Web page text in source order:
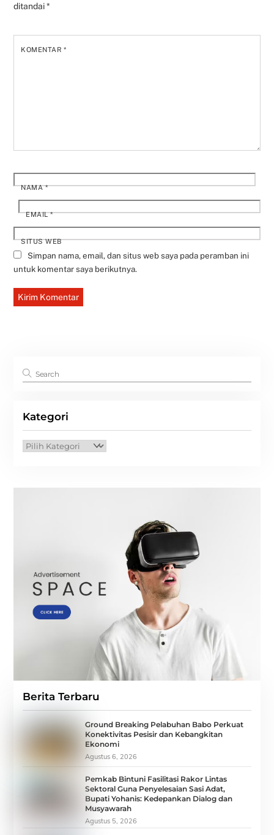
ditandai*
KOMENTAR*
NAMA*
EMAIL*
SITUS WEB
Simpan nama, email, dan situs web saya pada peramban ini
untuk komentar saya berikutnya.
Kategori
Kategori
Berita Terbaru
Ground Breaking Pelabuhan Babo Perkuat
Konektivitas Pesisir dan Kebangkitan
Ekonomi
Agustus 6, 2026
Pemkab Bintuni Fasilitasi Rakor Lintas
Sektoral Guna Penyelesaian Sasi Adat,
Bupati Yohanis: Kedepankan Dialog dan
Musyawarah
Agustus 5, 2026